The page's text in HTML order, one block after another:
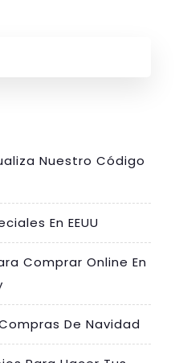
Nuestro Código
En EEUU
Comprar Online En
De Navidad